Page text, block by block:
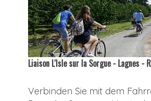
Liaison L'Isle sur la Sorgue - Lagnes -
Verbinden Sie mit dem